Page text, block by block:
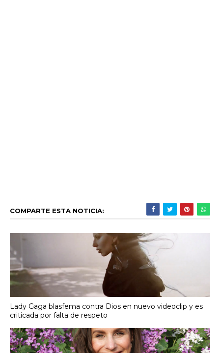
COMPARTE ESTA NOTICIA:
Lady Gaga blasfema contra Dios en nuevo videoclip y es
criticada por falta de respeto